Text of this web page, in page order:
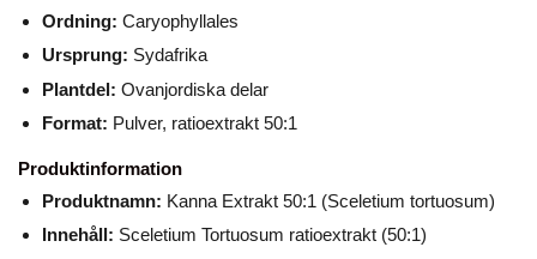
Ordning: Caryophyllales
Ursprung: Sydafrika
Plantdel: Ovanjordiska delar
Format: Pulver, ratioextrakt 50:1
Produktinformation
Produktnamn: Kanna Extrakt 50:1 (Sceletium tortuosum)
Innehåll: Sceletium Tortuosum ratioextrakt (50:1)